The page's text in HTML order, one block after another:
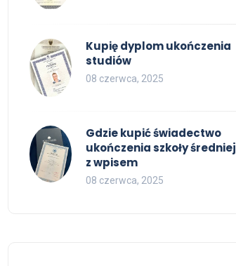
Kupię dyplom ukończenia
studiów
08 czerwca, 2025
Gdzie kupić świadectwo
ukończenia szkoły średniej
z wpisem
08 czerwca, 2025